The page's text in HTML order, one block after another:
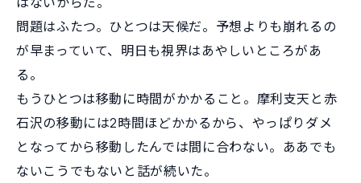
問題はふたつ。ひとつは天候だ。予想よりも崩れるの
が早まっていて、明日も視界はあやしいところがあ
る。
もうひとつは移動に時間がかかること。摩利支天と赤
石沢の移動には2時間ほどかかるから、やっぱりダメ
となってから移動したんでは間に合わない。ああでも
ないこうでもないと話が続いた。